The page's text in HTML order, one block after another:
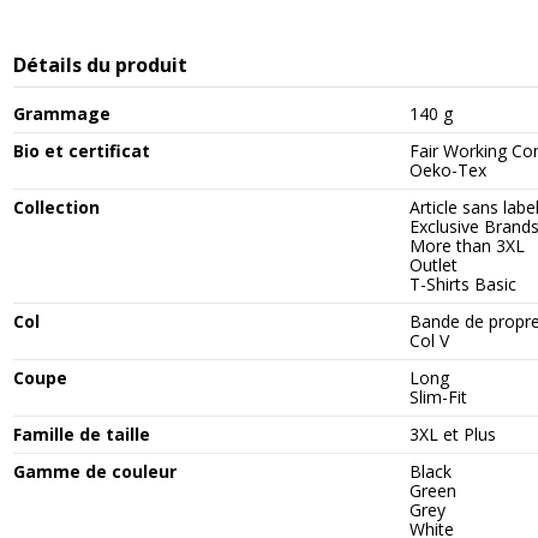
Détails du produit
Grammage
140 g
Bio et certificat
Fair Working
Oeko-Tex
Collection
Article sans label
Exclusive Brands
More than 3XL
Outlet
T-Shirts Basic
Col
Bande de
Col V
Coupe
Long
Slim-Fit
Famille de taille
3XL et Plus
Gamme de couleur
Black
Green
Grey
White